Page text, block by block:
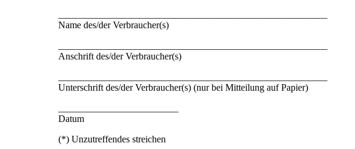
Name des/der Verbraucher(s)
Anschrift des/der Verbraucher(s)
Unterschrift des/der Verbraucher(s) (nur bei Mitteilung auf Papier)
Datum
(*) Unzutreffendes streichen